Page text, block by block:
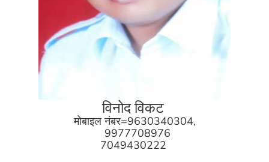
विनोद विकट
मोबाइल नंबर=9630340304,
9977708976
7049430222